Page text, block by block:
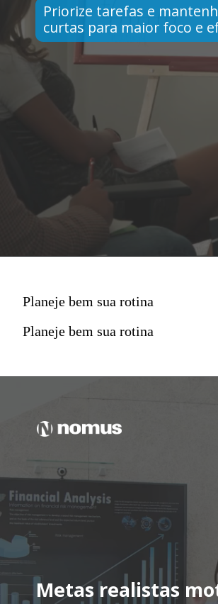
Priorize tarefas e
curtas para maior foco e
Planeje bem sua rotina
Planeje bem sua rotina
Metas realistas